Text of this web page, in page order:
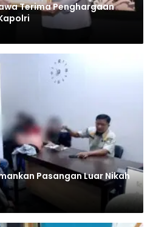
Terima Penghargaan
Pasangan Luar Nikah